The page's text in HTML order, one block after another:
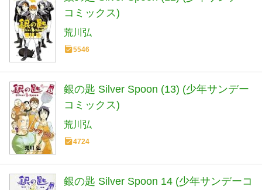
コミックス)
荒川弘
5546
銀の匙 Silver Spoon (13) (少年サンデー
コミックス)
荒川弘
4724
銀の匙 Silver Spoon 14 (少年サンデーコ